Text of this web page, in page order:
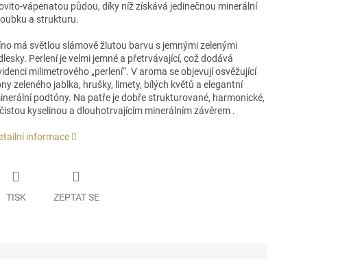
vápenatou půdou, díky níž získává jedinečnou minerální
a strukturu.
má světlou slámově žlutou barvu s jemnými zelenými
Perlení je velmi jemné a přetrvávající, což dodává
milimetrového „perlení“. V aroma se objevují osvěžující
zeleného jablka, hrušky, limety, bílých květů a elegantní
podtóny. Na patře je dobře strukturované, harmonické,
kyselinou a dlouhotrvajícím minerálním závěrem.
informace
TISK ZEPTAT SE